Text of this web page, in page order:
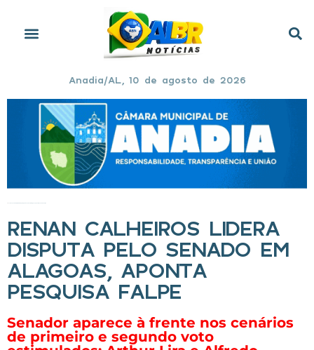
Anadia/AL, 10 de agosto de 2026
RENAN CALHEIROS LIDERA
DISPUTA PELO SENADO EM
ALAGOAS, APONTA
PESQUISA FALPE
Senador aparece à frente nos cenários
de primeiro e segundo voto